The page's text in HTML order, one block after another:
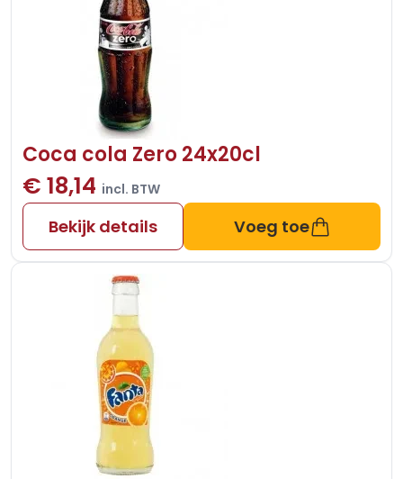
Coca cola Zero 24x20cl
€ 18,14 incl. BTW
Bekijk details Voeg toe